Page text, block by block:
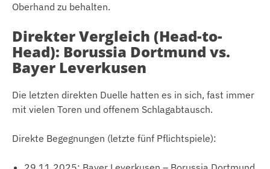
Oberhand zu behalten.
Direkter Vergleich (Head-to-
Head): Borussia Dortmund vs.
Bayer Leverkusen
Die letzten direkten Duelle hatten es in sich, fast immer
mit vielen Toren und offenem Schlagabtausch.
Direkte Begegnungen (letzte fünf Pflichtspiele):